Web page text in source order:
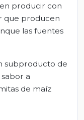
producir con
que producen
las fuentes
subproducto de
a
de maíz